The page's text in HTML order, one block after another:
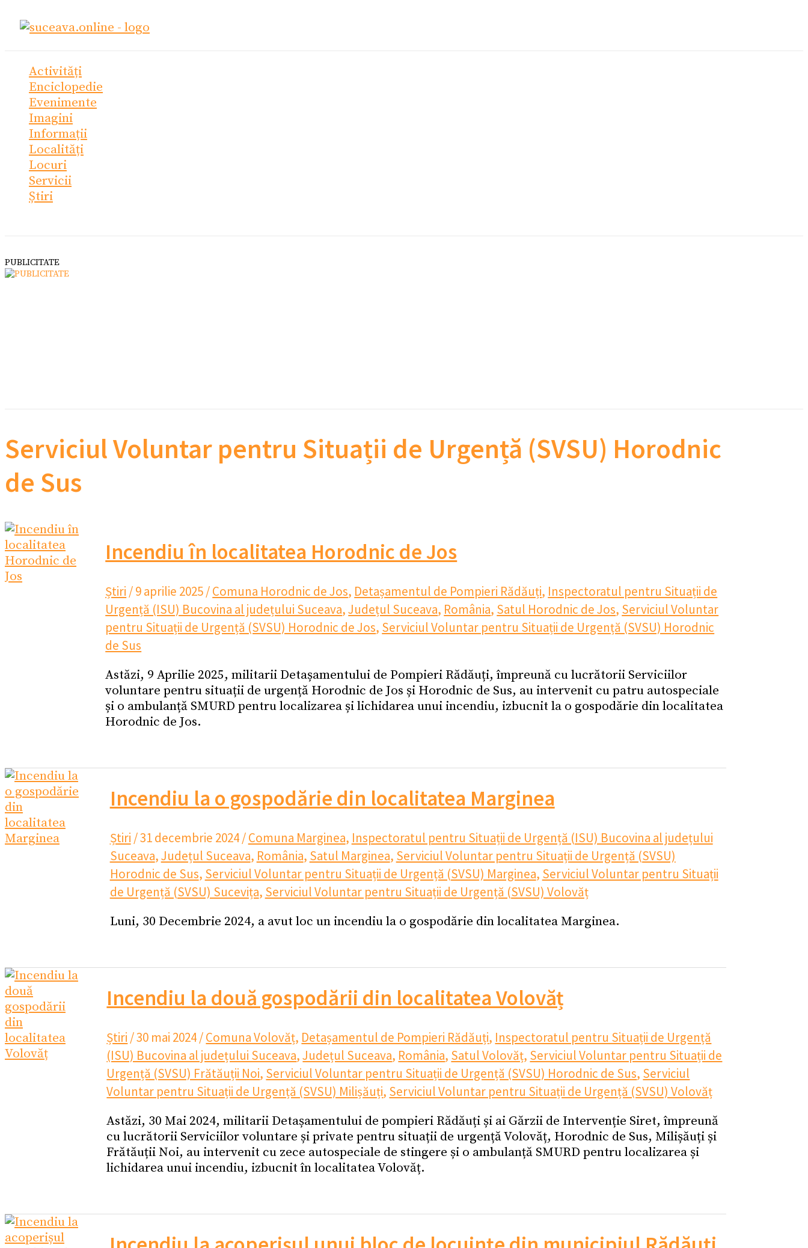
content
Activități
Enciclopedie
Evenimente
Imagini
Informații
Localități
Locuri
Servicii
Știri
PUBLICITATE
Serviciul Voluntar pentru Situații de Urgență (SVSU) Horodnic
de Sus
Incendiu în localitatea Horodnic de Jos
Știri /9 aprilie 2025/Comuna Horodnic de Jos, Detașamentul de Pompieri Rădăuți, Inspectoratul pentru Situații de
Urgență (ISU) Bucovina al județului Suceava,Județul Suceava, România, Satul Horodnic de Jos, Serviciul Voluntar
pentru Situații de Urgență (SVSU) Horodnic de Jos, Serviciul Voluntar pentru Situații de Urgență (SVSU) Horodnic
de Sus
Astăzi, 9 Aprilie 2025, militarii Detașamentului de Pompieri Rădăuți, împreună cu lucrătorii Serviciilor
voluntare pentru situații de urgență Horodnic de Jos și Horodnic de Sus, au intervenit cu patru autospeciale
și o ambulanță SMURD pentru localizarea și lichidarea unui incendiu, izbucnit la o gospodărie din localitatea
Horodnic de Jos.
Incendiu la o gospodărie din localitatea Marginea
Știri /31 decembrie 2024/Comuna Marginea, Inspectoratul pentru Situații de Urgență (ISU) Bucovina al județului
Suceava,Județul Suceava, România, Satul Marginea, Serviciul Voluntar pentru Situații de Urgență (SVSU)
Horodnic de Sus, Serviciul Voluntar pentru Situații de Urgență (SVSU) Marginea, Serviciul Voluntar pentru Situații
de Urgență (SVSU) Sucevița, Serviciul Voluntar pentru Situații de Urgență (SVSU) Volovăț
Luni, 30 Decembrie 2024, a avut loc un incendiu la o gospodărie din localitatea Marginea.
Incendiu la două gospodării din localitatea Volovăț
Știri /30 mai 2024/Comuna Volovăț, Detașamentul de Pompieri Rădăuți, Inspectoratul pentru Situații de Urgență
(ISU) Bucovina al județului Suceava,Județul Suceava, România, Satul Volovăț, Serviciul Voluntar pentru Situații de
Urgență (SVSU) Frătăuții Noi, Serviciul Voluntar pentru Situații de Urgență (SVSU) Horodnic de Sus, Serviciul
Voluntar pentru Situații de Urgență (SVSU) Milișăuți, Serviciul Voluntar pentru Situații de Urgență (SVSU) Volovăț
Astăzi, 30 Mai 2024, militarii Detașamentului de pompieri Rădăuți și ai Gărzii de Intervenție Siret, împreună
cu lucrătorii Serviciilor voluntare și private pentru situații de urgență Volovăț, Horodnic de Sus, Milișăuți și
Frătăuții Noi, au intervenit cu zece autospeciale de stingere și o ambulanță SMURD pentru localizarea și
lichidarea unui incendiu, izbucnit în localitatea Volovăț.